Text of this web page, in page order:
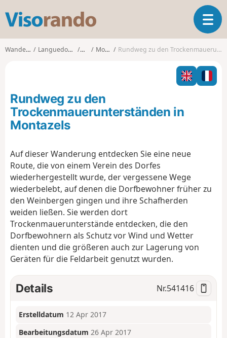
s
o
o
T
o
l
n
Wanderungen Languedoc-Roussillon AudeMontazels Rundweg zu den Trockenmauerunterständen in Montazels
Rundweg zu den
Trockenmauerunterständen in
Montazels
Auf dieser Wanderung entdecken Sie eine neue
Route, die von einem Verein des Dorfes
wiederhergestellt wurde, der vergessene Wege
wiederbelebt, auf denen die Dorfbewohner früher zu
den Weinbergen gingen und ihre Schafherden
weiden ließen. Sie werden dort
Trockenmauerunterstände entdecken, die den
Dorfbewohnern als Schutz vor Wind und Wetter
dienten und die größeren auch zur Lagerung von
Geräten für die Feldarbeit genutzt wurden.
Details Nr.541416
Erstelldatum 12 Apr 2017
Bearbeitungsdatum 26 Apr 2017